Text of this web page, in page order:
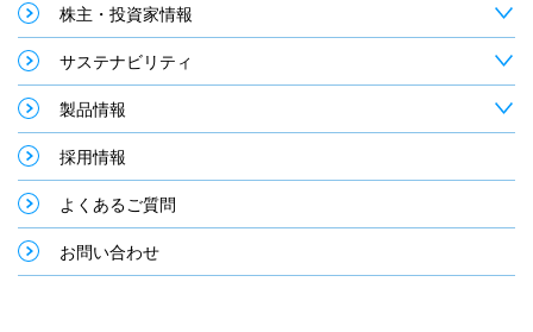
株主・投資家情報
サステナビリティ
製品情報
採用情報
よくあるご質問
お問い合わせ